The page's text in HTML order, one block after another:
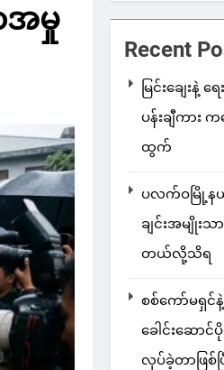
အမှု
Recent
မြင်းချေး
ပန်းချီကား က
ထွက်
ပလက်ဝမြို့န
ချင်းအမျိုးသ
တယ်လို့သိရ
စစ်ကော်မရှင်
ခေါင်းဆော
လုပ်ခဲ့တာဖြစ်